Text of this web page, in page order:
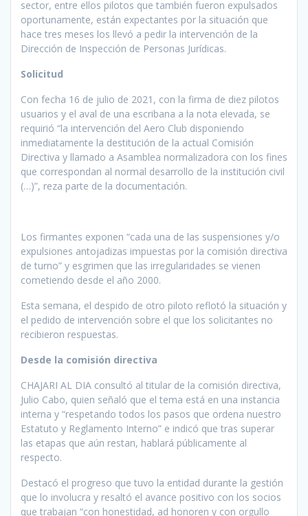
sector, entre ellos pilotos que también fueron expulsados
oportunamente, están expectantes por la situación que
hace tres meses los llevó a pedir la intervención de la
Dirección de Inspección de Personas Jurídicas.
Solicitud
Con fecha 16 de julio de 2021, con la firma de diez pilotos
usuarios y el aval de una escribana a la nota elevada, se
requirió “la intervención del Aero Club disponiendo
inmediatamente la destitución de la actual Comisión
Directiva y llamado a Asamblea normalizadora con los fines
que correspondan al normal desarrollo de la institución civil
(…)”, reza parte de la documentación.
Los firmantes exponen “cada una de las suspensiones y/o
expulsiones antojadizas impuestas por la comisión directiva
de turno” y esgrimen que las irregularidades se vienen
cometiendo desde el año 2000.
Esta semana, el despido de otro piloto reflotó la situación y
el pedido de intervención sobre el que los solicitantes no
recibieron respuestas.
Desde la comisión directiva
CHAJARI AL DIA consultó al titular de la comisión directiva,
Julio Cabo, quien señaló que el tema está en una instancia
interna y “respetando todos los pasos que ordena nuestro
Estatuto y Reglamento Interno” e indicó que tras superar
las etapas que aún restan, hablará públicamente al
respecto.
Destacó el progreso que tuvo la entidad durante la gestión
que lo involucra y resaltó el avance positivo con los socios
que trabajan “con honestidad, ad honoren y con orgullo